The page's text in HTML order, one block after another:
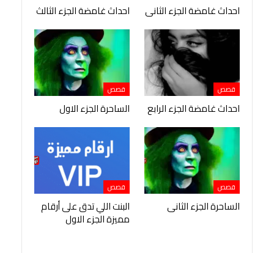
احداث غامضة الجزء الثانى احداث غامضة الجزء الثالث
قصص
احداث غامضة الجزء الرابع
قصص
الساحرة الجزء الاول
قصص
الساحرة الجزء الثانى
قصص
البنت اللي تدق على أرقام
مميزة الجزء الاول